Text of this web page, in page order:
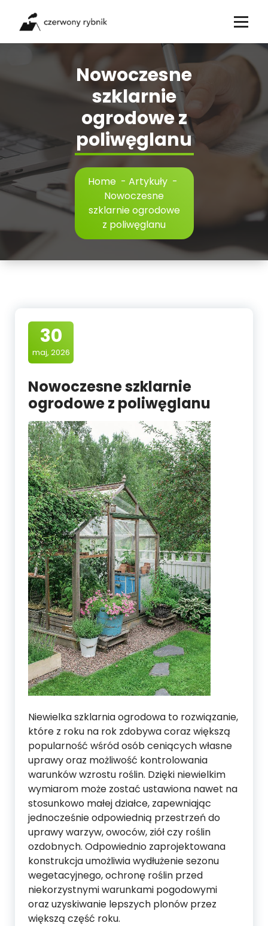
content
Nowoczesne
szklarnie
ogrodowe z
poliwęglanu
Home - Artykuły -
Nowoczesne
szklarnie ogrodowe
z poliwęglanu
30
maj, 2026
Nowoczesne szklarnie
ogrodowe z poliwęglanu
Niewielka szklarnia ogrodowa to rozwiązanie,
które z roku na rok zdobywa coraz większą
popularność wśród osób ceniących własne
uprawy oraz możliwość kontrolowania
warunków wzrostu roślin. Dzięki niewielkim
wymiarom może zostać ustawiona nawet na
stosunkowo małej działce, zapewniając
jednocześnie odpowiednią przestrzeń do
uprawy warzyw, owoców, ziół czy roślin
ozdobnych. Odpowiednio zaprojektowana
konstrukcja umożliwia wydłużenie sezonu
wegetacyjnego, ochronę roślin przed
niekorzystnymi warunkami pogodowymi
oraz uzyskiwanie lepszych plonów przez
większą część roku.